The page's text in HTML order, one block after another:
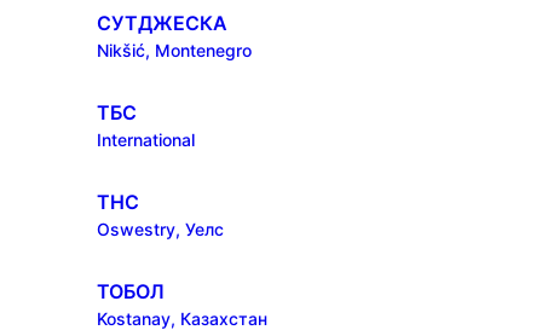
СУТДЖЕСКА
Nikšić, Montenegro
ТБС
International
ТНС
Oswestry, Уелс
ТОБОЛ
Kostanay, Казахстан